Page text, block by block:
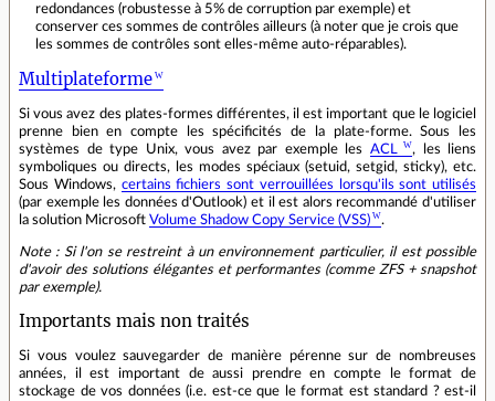
redondances (robustesse à 5% de corruption par exemple) et
conserver ces sommes de contrôles ailleurs (à noter que je crois que
les sommes de contrôles sont elles-même auto-réparables).
Multiplateforme
Si vous avez des plates-formes différentes, il est important que le logiciel
prenne bien en compte les spécificités de la plate-forme. Sous les
systèmes de type Unix, vous avez par exemple les ACL
, les liens
symboliques ou directs, les modes spéciaux (setuid, setgid, sticky), etc.
Sous Windows, certains fichiers sont verrouillées lorsqu'ils sont utilisés
(par exemple les données d'Outlook) et il est alors recommandé d'utiliser
la solution Microsoft Volume Shadow Copy Service (VSS) .
Note : Si l'on se restreint à un environnement particulier, il est possible
d'avoir des solutions élégantes et performantes (comme ZFS + snapshot
par exemple).
Importants mais non traités
Si vous voulez sauvegarder de manière pérenne sur de nombreuses
années, il est important de aussi prendre en compte le format de
stockage de vos données (i.e. est-ce que le format est standard ? est-il